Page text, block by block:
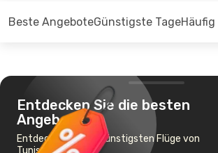
Beste AngeboteGünstigste Tage
Entdecken Sie die besten
Angebote
Entdecken Sie die günstigsten Flüge von
Tunis nach Nairobi